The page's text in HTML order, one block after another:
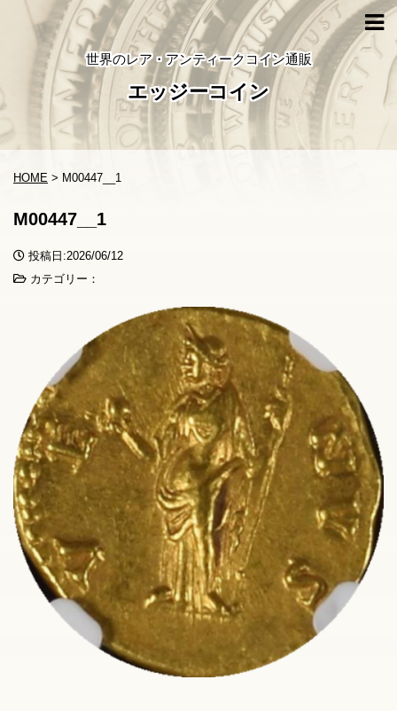
世界のレア・アンティークコイン通販
エッジーコイン
HOME > M00447__1
M00447__1
投稿日:2026/06/12
カテゴリー：